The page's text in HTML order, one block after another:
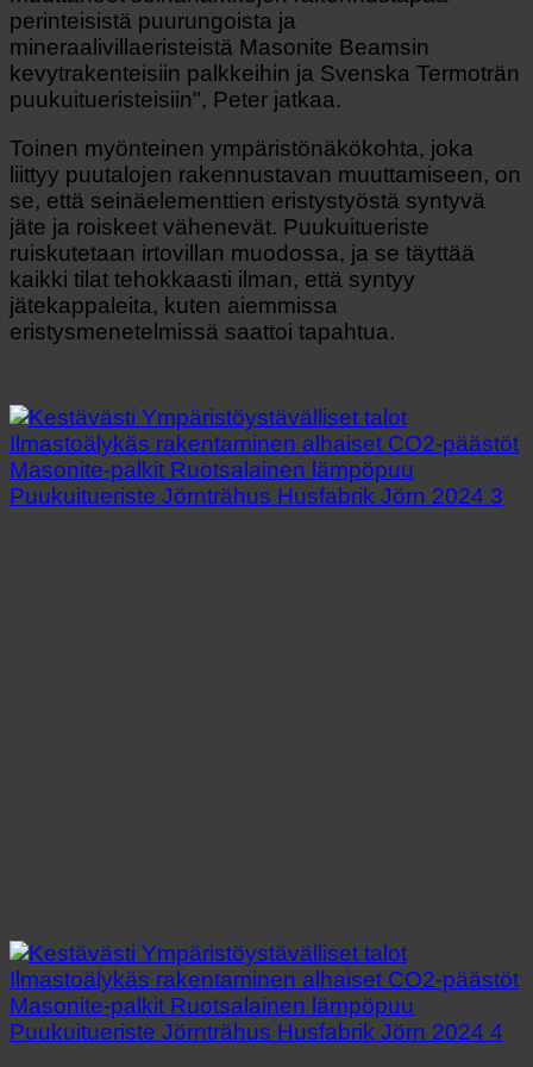
perinteisistä puurungoista ja
mineraalivillaeristeistä Masonite Beamsin
kevytrakenteisiin palkkeihin ja Svenska Termoträn
puukuitueristeisiin", Peter jatkaa.
Toinen myönteinen ympäristönäkökohta, joka
liittyy puutalojen rakennustavan muuttamiseen, on
se, että seinäelementtien eristystyöstä syntyvä
jäte ja roiskeet vähenevät. Puukuitueriste
ruiskutetaan irtovillan muodossa, ja se täyttää
kaikki tilat tehokkaasti ilman, että syntyy
jätekappaleita, kuten aiemmissa
eristysmenetelmissä saattoi tapahtua.